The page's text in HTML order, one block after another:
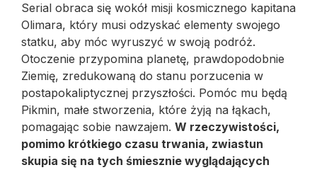
Serial obraca się wokół misji kosmicznego kapitana
Olimara, który musi odzyskać elementy swojego
statku, aby móc wyruszyć w swoją podróż.
Otoczenie przypomina planetę, prawdopodobnie
Ziemię, zredukowaną do stanu porzucenia w
postapokaliptycznej przyszłości. Pomóc mu będą
Pikmin, małe stworzenia, które żyją na łąkach,
pomagając sobie nawzajem. W rzeczywistości,
pomimo krótkiego czasu trwania, zwiastun
skupia się na tych śmiesznie wyglądających